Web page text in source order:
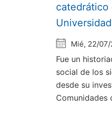
catedrático
Mié, 22/
Fue un
social de los
desde su
Comunidades